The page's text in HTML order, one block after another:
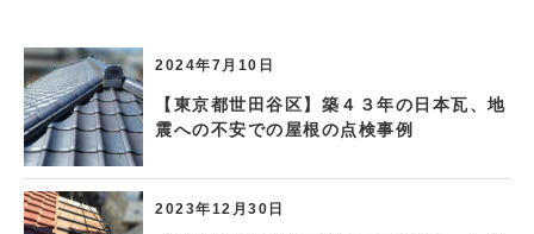
2024年7月10日
【東京都世田谷区】築４３年の日本瓦、地
震への不安での屋根の点検事例
2023年12月30日